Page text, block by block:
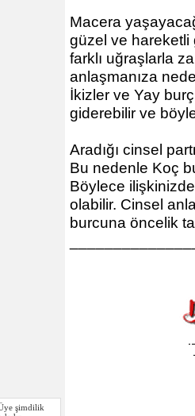
Macera
güzel ve hareketli
farklı uğraşlarla
anlaşmanıza
İkizler ve Yay
giderebilir ve
Aradığı cinsel
Bu nedenle Koç
Böylece
olabilir. Cinsel
burcuna öncelik